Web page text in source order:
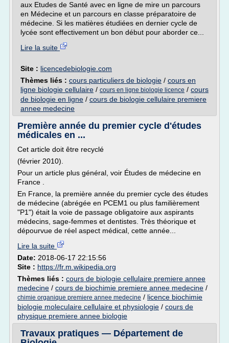
aux Etudes de Santé avec en ligne de mire un parcours
en Médecine et un parcours en classe préparatoire de
médecine. Si les matières étudiées en dernier cycle de
lycée sont effectivement un bon début pour aborder ce...
Lire la suite
Site : licencedebiologie.com
Thèmes liés : cours particuliers de biologie / cours en
ligne biologie cellulaire / cours en ligne biologie licence / cours
de biologie en ligne / cours de biologie cellulaire premiere
annee medecine
Première année du premier cycle d'études
médicales en ...
Cet article doit être recyclé
(février 2010).
Pour un article plus général, voir Études de médecine en
France .
En France, la première année du premier cycle des études
de médecine (abrégée en PCEM1 ou plus familièrement
"P1") était la voie de passage obligatoire aux aspirants
médecins, sage-femmes et dentistes. Très théorique et
dépourvue de réel aspect médical, cette année...
Lire la suite
Date: 2018-06-17 22:15:56
Site : https://fr.m.wikipedia.org
Thèmes liés : cours de biologie cellulaire premiere annee
medecine / cours de biochimie premiere annee medecine /
chimie organique premiere annee medecine / licence biochimie
biologie moleculaire cellulaire et physiologie / cours de
physique premiere annee biologie
Travaux pratiques — Département de